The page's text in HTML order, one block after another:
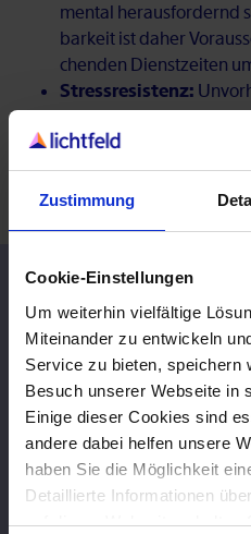
Zustimmung
Cookie-Einstellungen
Um weiterhin vielfältige
Miteinander zu entwickeln
Service zu bieten, speichern
Besuch unserer Webseite in
Einige dieser Cookies sind
andere dabei helfen unsere
haben Sie die Möglichkeit
Detaillierte Informationen
auf dieser Webseite erhalten
men­tal her­aus­for­dernd
bar­keit ist da­her
chen­den Dienst­zei­ten
Stressresistenz:
so­wie eine hohe
be­deu­ten!
kön­nen da­bei
blei­ben.
Pas­sen­de
Alle Jobs an­se­hen
Öffnet in neuem Tab
10.08 - 11.08
Kin­der­heil­kun­de